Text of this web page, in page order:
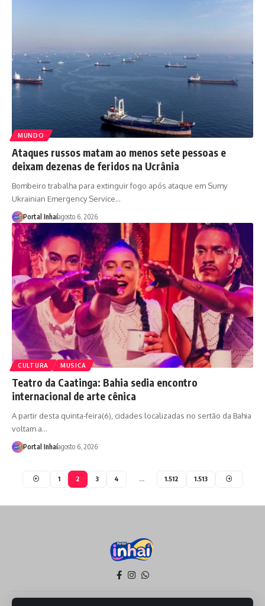
MUNDO
Ataques russos matam ao menos sete pessoas e
deixam dezenas de feridos na Ucrânia
Bombeiro trabalha para extinguir fogo após ataque em Sumy
Ukrainian Emergency Service…
Portal Inhaíagosto 6, 2026
CULTURA MUSICA
Teatro da Caatinga: Bahia sedia encontro
internacional de arte cênica
A partir desta quinta-feira(6), cidades localizadas no sertão da Bahia
voltam a…
Portal Inhaíagosto 6, 2026
1 2 3 4 … 1.512 1.513